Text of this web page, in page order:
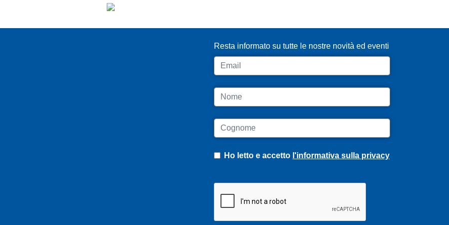
Resta informato su tutte le nostre novità ed eventi
Email
Nome
Cognome
Ho letto e accetto l'informativa sulla privacy